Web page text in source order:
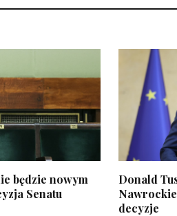
będzie nowym
Senatu
Donald
decyzje